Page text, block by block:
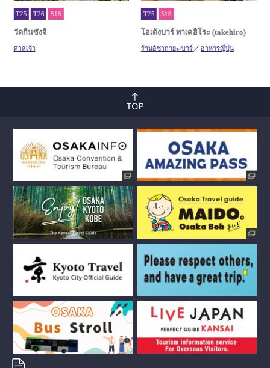
T25 T26 S18
วัดกินซังจิ
ศาลเจ้า
T25 S18
โอเด้งบาร์ ทาเคฮิโระ (takehiro)
ร้านอิซากายะ/บาร์ อาหารญี่ปุ่น